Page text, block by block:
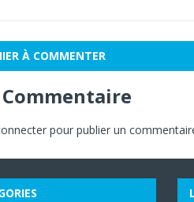
À COMMENTER
pour publier un